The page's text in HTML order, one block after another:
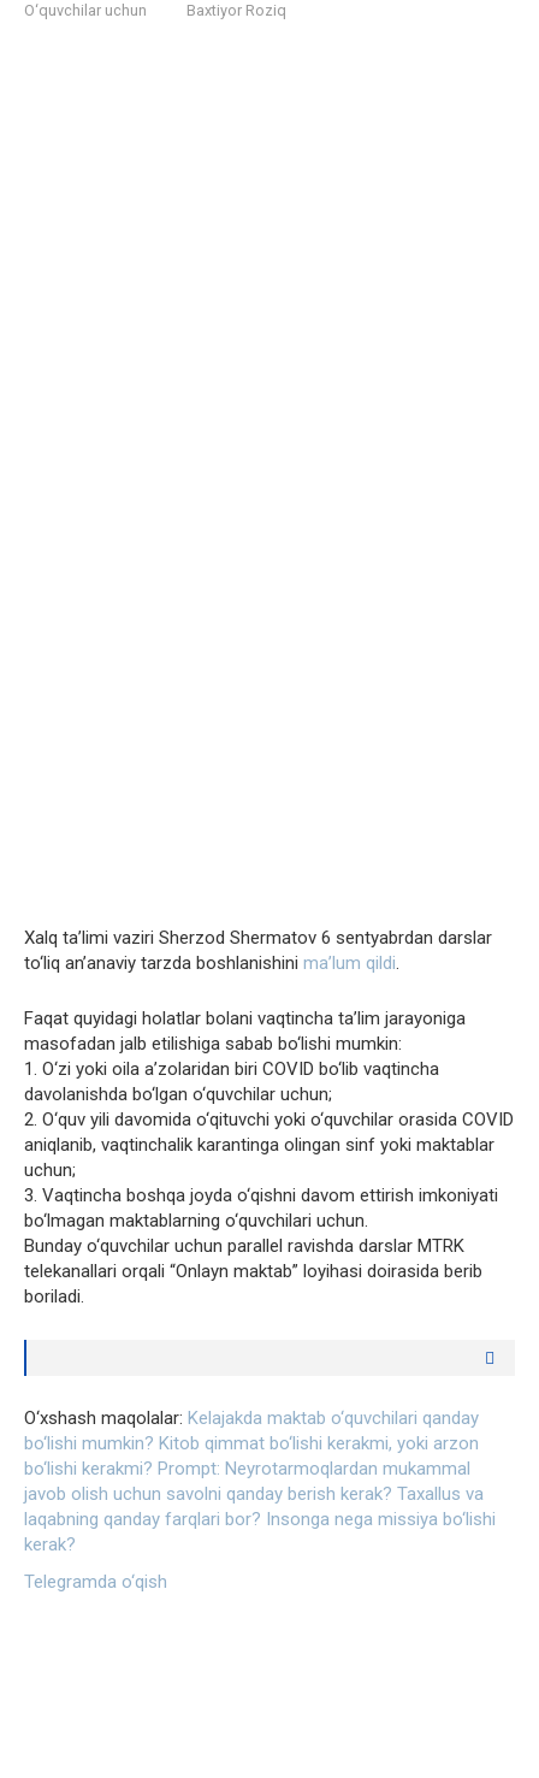
O‘quvchilar uchun Baxtiyor Roziq
Xalq ta’limi vaziri Sherzod Shermatov 6 sentyabrdan darslar
to‘liq an’anaviy tarzda boshlanishini ma’lum qildi.
Faqat quyidagi holatlar bolani vaqtincha ta’lim jarayoniga
masofadan jalb etilishiga sabab bo‘lishi mumkin:
1. O‘zi yoki oila a’zolaridan biri COVID bo‘lib vaqtincha
davolanishda bo‘lgan o‘quvchilar uchun;
2. O‘quv yili davomida o‘qituvchi yoki o‘quvchilar orasida COVID
aniqlanib, vaqtinchalik karantinga olingan sinf yoki maktablar
uchun;
3. Vaqtincha boshqa joyda o‘qishni davom ettirish imkoniyati
bo‘lmagan maktablarning o‘quvchilari uchun.
Bunday o‘quvchilar uchun parallel ravishda darslar MTRK
telekanallari orqali “Onlayn maktab” loyihasi doirasida berib
boriladi.
O‘xshash maqolalar: Kelajakda maktab o‘quvchilari qanday
bo‘lishi mumkin? Kitob qimmat bo‘lishi kerakmi, yoki arzon
bo‘lishi kerakmi? Prompt: Neyrotarmoqlardan mukammal
javob olish uchun savolni qanday berish kerak? Taxallus va
laqabning qanday farqlari bor? Insonga nega missiya bo‘lishi
kerak?
Telegramda o‘qish